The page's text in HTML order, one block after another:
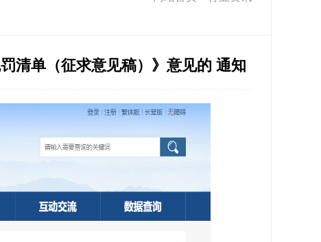
清单（征求意见稿）》意见的 通知